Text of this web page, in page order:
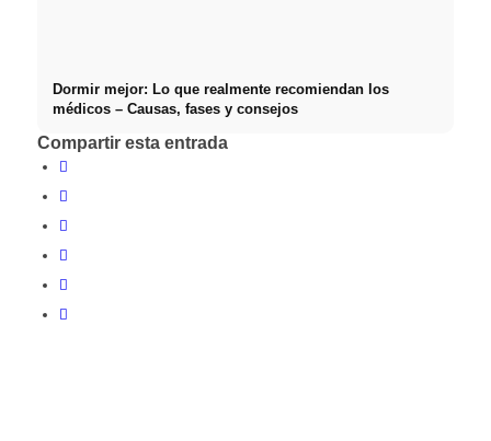
Dormir mejor: Lo que realmente recomiendan los
médicos – Causas, fases y consejos
Compartir esta entrada